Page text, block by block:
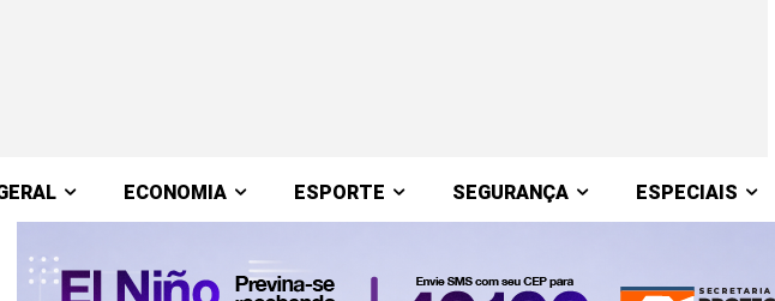
ECONOMIA ESPORTE SEGURANÇA ESPECIAIS